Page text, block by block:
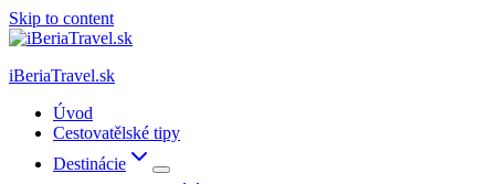
Skip to content
iBeriaTravel.sk
Úvod
Cestovatělské tipy
Destinácie